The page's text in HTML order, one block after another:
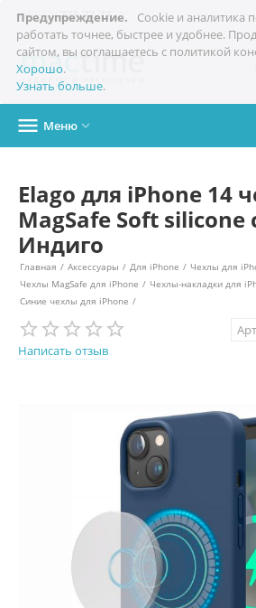
Предупреждение.
Cookie и аналитика
работать точнее, быстрее и удобнее.
сайтом, вы соглашаетесь с политикой
Хорошо.
Узнать больше.
+7(978)773-77-77 
 Меню 
Elago для iPhone 14
MagSafe Soft silicone
Индиго
Главная / Аксессуары / Для iPhone / Чехлы для
Чехлы MagSafe для iPhone / Чехлы-накладки для
Синие чехлы для iPhone /
Написать отзыв